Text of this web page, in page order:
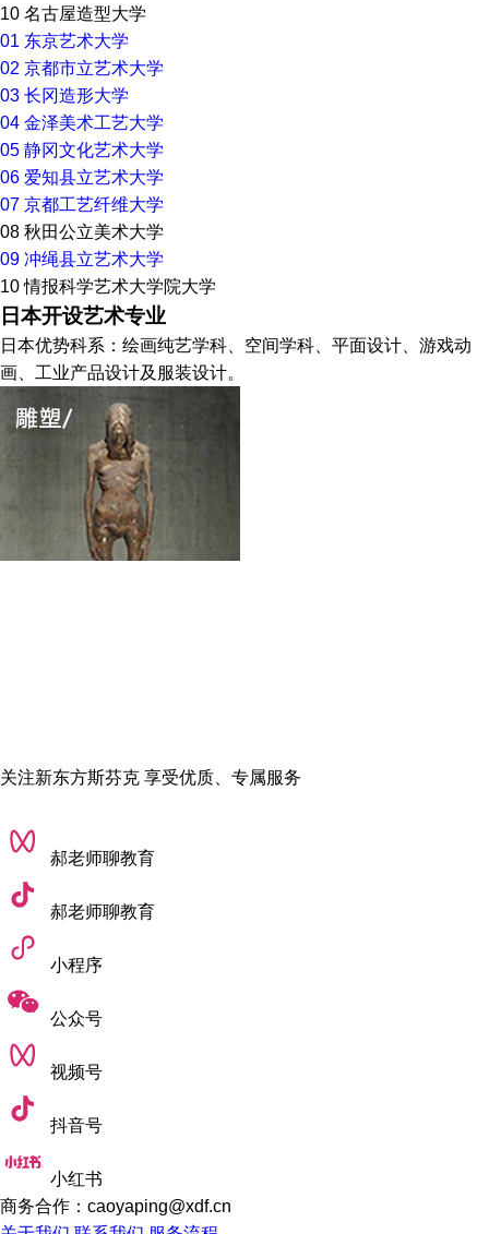
10 名古屋造型大学
01 东京艺术大学
02 京都市立艺术大学
03 长冈造形大学
04 金泽美术工艺大学
05 静冈文化艺术大学
06 爱知县立艺术大学
07 京都工艺纤维大学
08 秋田公立美术大学
09 冲绳县立艺术大学
10情报科学艺术大学院大学
日本开设艺术专业
日本优势科系：绘画纯艺学科、空间学科、平面设计、游戏动
画、工业产品设计及服装设计。
关注新东方斯芬克 享受优质、专属服务
郝老师聊教育
郝老师聊教育
小程序
公众号
视频号
抖音号
小红书
商务合作：caoyaping@xdf.cn